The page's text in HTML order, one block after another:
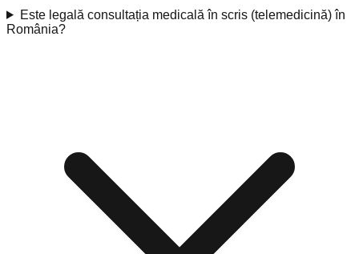
Este legală consultația medicală în scris (telemedicină) în
România?